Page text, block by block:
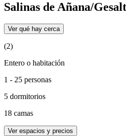
Salinas de Añana/
Ver qué hay cerca
(2)
Entero o habitación
1 - 25 personas
5 dormitorios
18 camas
Ver espacios y precios